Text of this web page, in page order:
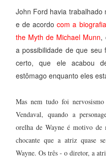
John Ford havia
e de acordocom a
the Myth de Michael Munn,
a possibilidade de que seu
certo, que ele acabou
estômago enquanto eles
Mas nem tudo foi
Vendaval, quando a
orelha de Wayne é motivo
chocante que a atriz quase
Wayne. Os três - o diretor, a